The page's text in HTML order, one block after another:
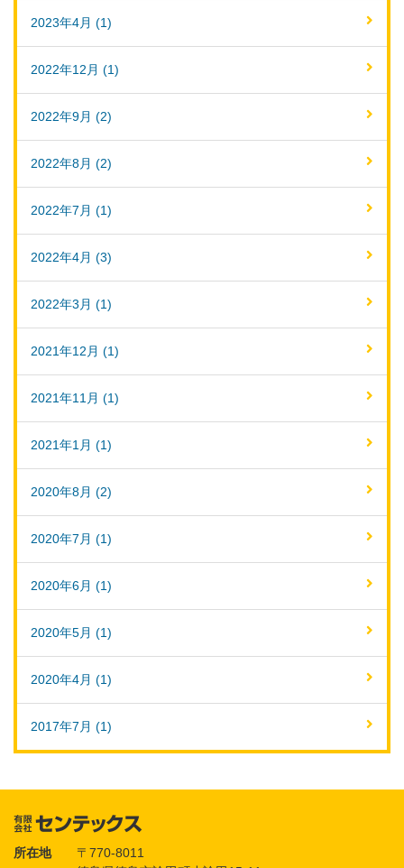
2023年4月 (1)
2022年12月 (1)
2022年9月 (2)
2022年8月 (2)
2022年7月 (1)
2022年4月 (3)
2022年3月 (1)
2021年12月 (1)
2021年11月 (1)
2021年1月 (1)
2020年8月 (2)
2020年7月 (1)
2020年6月 (1)
2020年5月 (1)
2020年4月 (1)
2017年7月 (1)
所在地
〒770-8011